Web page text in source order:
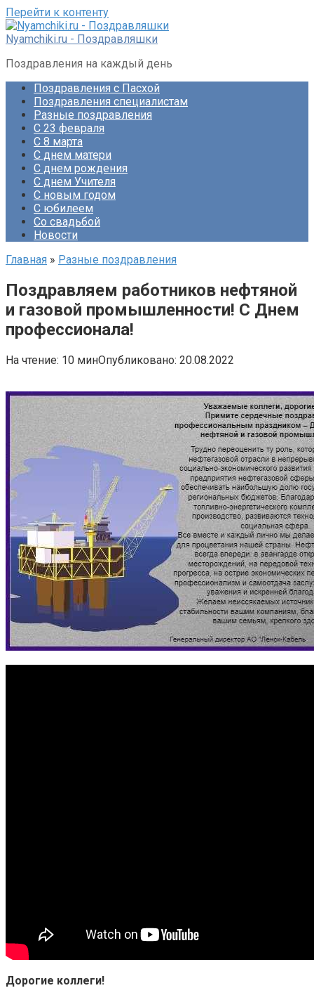
Перейти к контенту
Nyamchiki.ru - Поздравляшки
Поздравления на каждый день
Поздравления с Пасхой
Поздравления специалистам
Разные поздравления
С 23 февраля
С 8 марта
С днем матери
С днем рождения
С днем Учителя
С новым годом
С юбилеем
Со свадьбой
Новости
Главная » Разные поздравления
Поздравляем работников нефтяной
и газовой промышленности! С Днем
профессионала!
На чтение: 10 минОпубликовано: 20.08.2022
Дорогие коллеги!